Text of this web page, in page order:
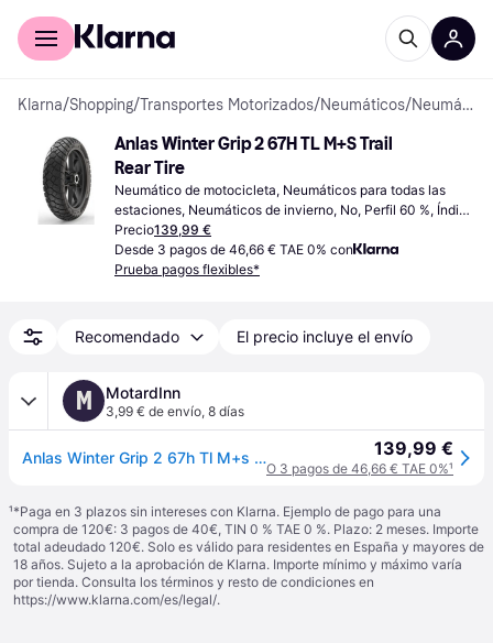
Comprar con Klarna
Klarna/Shopping/Transportes Motorizados/Neumáticos/ Neumáticos de motocicleta
Anlas Winter Grip 2 67H TL M+S Trail
Rear Tire
Neumático de motocicleta, Neumáticos para todas las
estaciones, Neumáticos de invierno, No, Perfil 60 %, Índice
de Velocidad H (210 km/h)
Precio139,99 €
Desde 3 pagos de 46,66 € TAE 0% con
Prueba pagos flexibles*
Recomendado El precio incluye el envío
M MotardInn
3,99 € de envío, 8 días
Anlas Winter Grip 2 67h Tl M+s Trail Rear Tire Plateado 160 / 60 / R15 139,99 €
O 3 pagos de 46,66 € TAE 0%¹
¹*Paga en 3 plazos sin intereses con Klarna. Ejemplo de pago para una
compra de 120€: 3 pagos de 40€, TIN 0 % TAE 0 %. Plazo: 2 meses. Importe
total adeudado 120€. Solo es válido para residentes en España y mayores de
18 años. Sujeto a la aprobación de Klarna. Importe mínimo y máximo varía
por tienda. Consulta los términos y resto de condiciones en
https://www.klarna.com/es/legal/.